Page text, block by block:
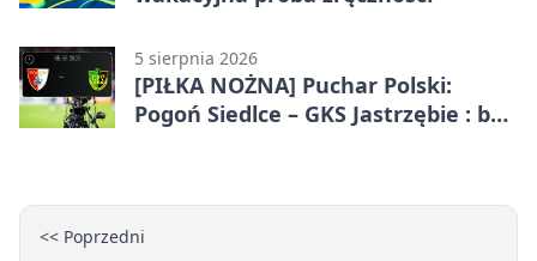
5 sierpnia 2026
[PIŁKA NOŻNA] Puchar Polski:
Pogoń Siedlce – GKS Jastrzębie : bez
<< Poprzedni